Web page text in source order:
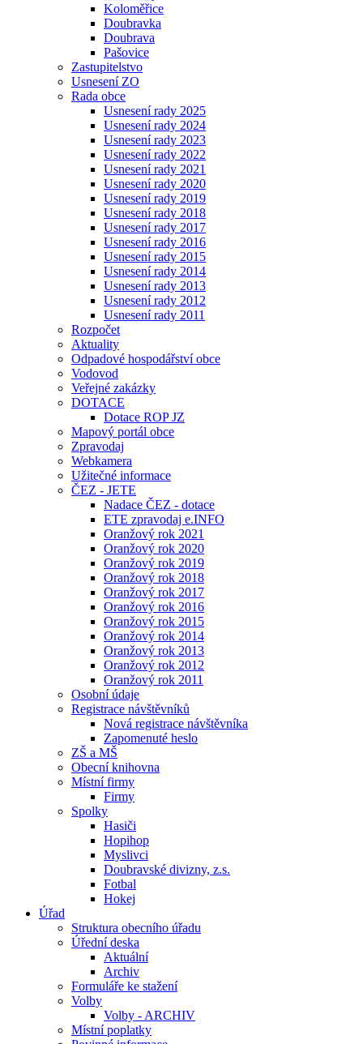
Koloměřice
Doubravka
Doubrava
Pašovice
Zastupitelstvo
Usnesení ZO
Rada obce
Usnesení rady 2025
Usnesení rady 2024
Usnesení rady 2023
Usnesení rady 2022
Usnesení rady 2021
Usnesení rady 2020
Usnesení rady 2019
Usnesení rady 2018
Usnesení rady 2017
Usnesení rady 2016
Usnesení rady 2015
Usnesení rady 2014
Usnesení rady 2013
Usnesení rady 2012
Usnesení rady 2011
Rozpočet
Aktuality
Odpadové hospodářství obce
Vodovod
Veřejné zakázky
DOTACE
Dotace ROP JZ
Mapový portál obce
Zpravodaj
Webkamera
Užitečné informace
ČEZ - JETE
Nadace ČEZ - dotace
ETE zpravodaj e.INFO
Oranžový rok 2021
Oranžový rok 2020
Oranžový rok 2019
Oranžový rok 2018
Oranžový rok 2017
Oranžový rok 2016
Oranžový rok 2015
Oranžový rok 2014
Oranžový rok 2013
Oranžový rok 2012
Oranžový rok 2011
Osobní údaje
Registrace návštěvníků
Nová registrace návštěvníka
Zapomenuté heslo
ZŠ a MŠ
Obecní knihovna
Místní firmy
Firmy
Spolky
Hasiči
Hopihop
Myslivci
Doubravské divizny, z.s.
Fotbal
Hokej
Úřad
Struktura obecního úřadu
Úřední deska
Aktuální
Archiv
Formuláře ke stažení
Volby
Volby - ARCHIV
Místní poplatky